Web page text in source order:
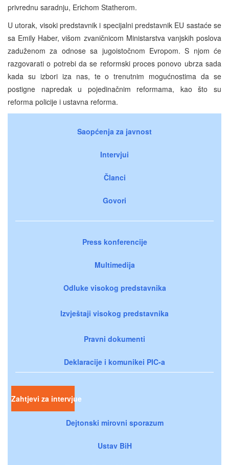
privrednu saradnju, Erichom Statherom.
U utorak, visoki predstavnik i specijalni predstavnik EU sastaće se
sa Emily Haber, višom zvaničnicom Ministarstva vanjskih poslova
zaduženom za odnose sa jugoistočnom Evropom. S njom će
razgovarati o potrebi da se reformski proces ponovo ubrza sada
kada su izbori iza nas, te o trenutnim mogućnostima da se
postigne napredak u pojedinačnim reformama, kao što su
reforma policije i ustavna reforma.
Saopćenja za javnost
Intervjui
Članci
Govori
Press konferencije
Multimedija
Odluke visokog predstavnika
Izvještaji visokog predstavnika
Pravni dokumenti
Deklaracije i komunikei PIC-a
Zahtjevi za intervjue
Dejtonski mirovni sporazum
Ustav BiH